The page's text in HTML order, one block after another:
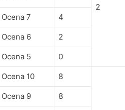
2
Ocena 7 4
Ocena 6 2
Ocena 5 0
Ocena 10 8
Ocena 9 8